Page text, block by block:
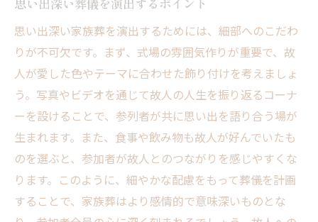
家族葬で親しい人々と共有する八王子市の思い
出
親しい人々が集う場の大切さ
八王子市での家族葬の思い出作り
共有することで深まる絆
思い出を語り合う家族葬の進行
親しい人々と心を通わせる時間
家族葬でつながる新たな思い出
心に残るお別れを八王子市の家族葬で実現する
思い出深い家族葬を演出するためには、細部へのこだわ
りが不可欠です。まず、式場の雰囲気作りが重要で、故
人が愛した色やテーマに合わせた飾り付けを考えましょ
う。写真やビデオを通じて故人の人生を振り返るコーナ
ーを設けることで、参列者が共に思い出を語り合う場が
生まれます。また、食事や飲み物も故人が好んでいたも
のを選ぶと、参加者が故人とのつながりを感じやすくな
ります。このように、細やかな配慮をもって葬儀を計画
することで、家族葬はより感情的で意味深いものとな